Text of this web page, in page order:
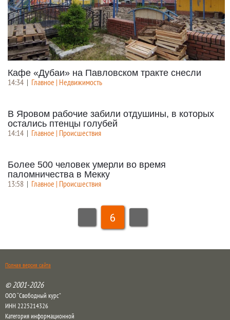
Кафе «Дубаи» на Павловском тракте снесли
14:34 | Главное | Недвижимость
В Яровом рабочие забили отдушины, в которых
остались птенцы голубей
14:14 | Главное | Происшествия
Более 500 человек умерли во время
паломничества в Мекку
13:58 | Главное | Происшествия
6
Полная версия сайта
© 2001-2026
ООО “Свободный курс”
ИНН 2225214326
Категория информационной